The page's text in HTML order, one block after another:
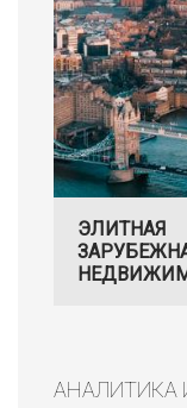
ЭЛИТНАЯ
АНАЛИТИКА